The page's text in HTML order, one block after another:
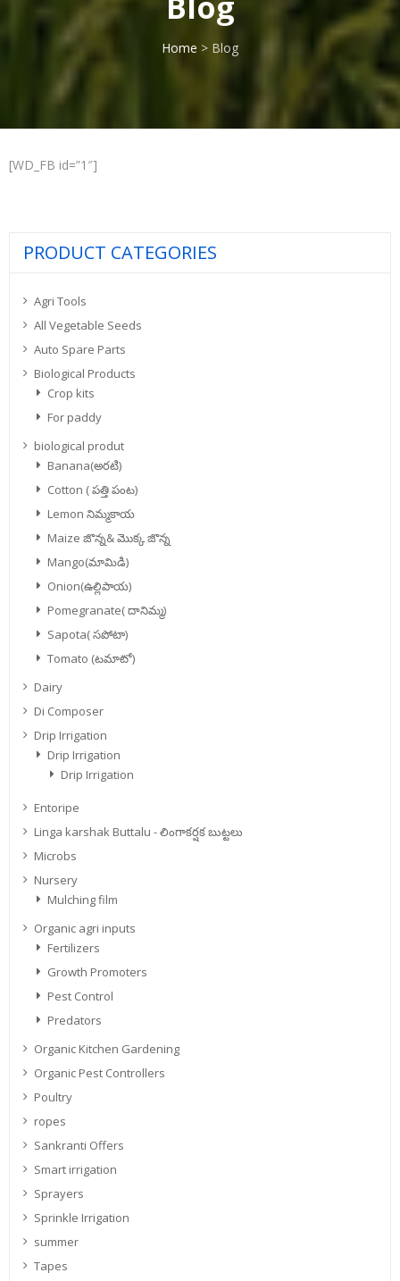
Home > Blog
[WD_FB id=”1″]
PRODUCT CATEGORIES
Agri Tools
All Vegetable Seeds
Auto Spare Parts
Biological Products
Crop kits
For paddy
biological produt
Banana(అరటి)
Cotton ( పత్తి పంట)
Lemon నిమ్మకాయ
Maize జొన్న& మొక్క జొన్న
Mango(మామిడి)
Onion(ఉల్లిపాయ)
Pomegranate( దానిమ్మ)
Sapota( సపోటా)
Tomato (టమాటో)
Dairy
Di Composer
Drip Irrigation
Drip Irrigation
Drip Irrigation
Entoripe
Linga karshak Buttalu - లింగాకర్షక బుట్టలు
Microbs
Nursery
Mulching film
Organic agri inputs
Fertilizers
Growth Promoters
Pest Control
Predators
Organic Kitchen Gardening
Organic Pest Controllers
Poultry
ropes
Sankranti Offers
Smart irrigation
Sprayers
Sprinkle Irrigation
summer
Tapes